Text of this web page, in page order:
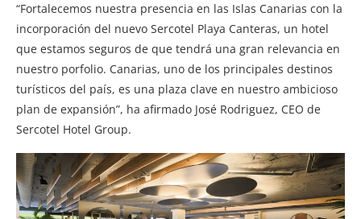
“Fortalecemos nuestra presencia en las Islas Canarias con la
incorporación del nuevo Sercotel Playa Canteras, un hotel
que estamos seguros de que tendrá una gran relevancia en
nuestro porfolio. Canarias, uno de los principales destinos
turísticos del país, es una plaza clave en nuestro ambicioso
plan de expansión”, ha afirmado José Rodriguez, CEO de
Sercotel Hotel Group.